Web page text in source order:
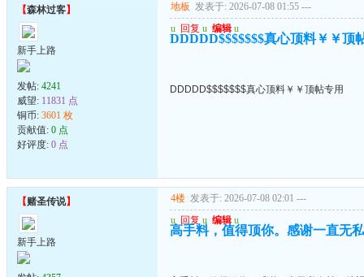
【森林过客】
新手上路
发帖: 4241
威望: 11831 点
铜币: 3601 枚
贡献值: 0 点
好评度: 0 点
地板 发表于: 2026-07-08 01:55 ---
u 回复 u 编辑 u
DDDDD$$$$$$$真心顶料￥￥顶
DDDDD$$$$$$$真心顶料￥￥顶帖专用
【赌圣传说】
新手上路
4楼 发表于: 2026-07-08 02:01 ---
u 回复 u 编辑 u
高手料，值得顶你。感谢一直无